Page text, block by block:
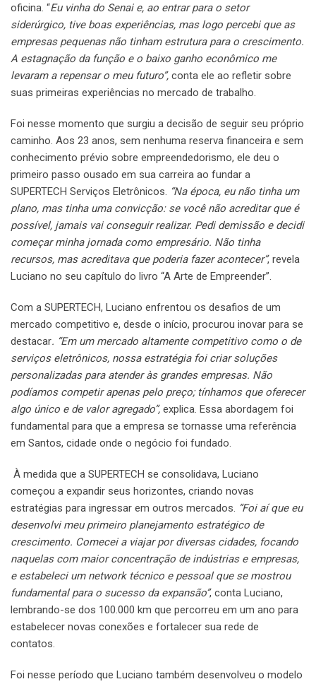
oficina. “Eu vinha do Senai e, ao entrar para o setor
siderúrgico, tive boas experiências, mas logo percebi que as
empresas pequenas não tinham estrutura para o crescimento.
A estagnação da função e o baixo ganho econômico me
levaram a repensar o meu futuro”, conta ele ao refletir sobre
suas primeiras experiências no mercado de trabalho.
Foi nesse momento que surgiu a decisão de seguir seu próprio
caminho. Aos 23 anos, sem nenhuma reserva financeira e sem
conhecimento prévio sobre empreendedorismo, ele deu o
primeiro passo ousado em sua carreira ao fundar a
SUPERTECH Serviços Eletrônicos. “Na época, eu não tinha um
plano, mas tinha uma convicção: se você não acreditar que é
possível, jamais vai conseguir realizar. Pedi demissão e decidi
começar minha jornada como empresário. Não tinha
recursos, mas acreditava que poderia fazer acontecer”, revela
Luciano no seu capítulo do livro “A Arte de Empreender”.
Com a SUPERTECH, Luciano enfrentou os desafios de um
mercado competitivo e, desde o início, procurou inovar para se
destacar. “Em um mercado altamente competitivo como o de
serviços eletrônicos, nossa estratégia foi criar soluções
personalizadas para atender às grandes empresas. Não
podíamos competir apenas pelo preço; tínhamos que oferecer
algo único e de valor agregado”, explica. Essa abordagem foi
fundamental para que a empresa se tornasse uma referência
em Santos, cidade onde o negócio foi fundado.
À medida que a SUPERTECH se consolidava, Luciano
começou a expandir seus horizontes, criando novas
estratégias para ingressar em outros mercados. “Foi aí que eu
desenvolvi meu primeiro planejamento estratégico de
crescimento. Comecei a viajar por diversas cidades, focando
naquelas com maior concentração de indústrias e empresas,
e estabeleci um network técnico e pessoal que se mostrou
fundamental para o sucesso da expansão”, conta Luciano,
lembrando-se dos 100.000 km que percorreu em um ano para
estabelecer novas conexões e fortalecer sua rede de
contatos.
Foi nesse período que Luciano também desenvolveu o modelo